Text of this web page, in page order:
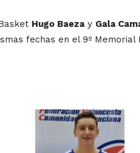
Hugo Baezay Gala
fechas en el 9º